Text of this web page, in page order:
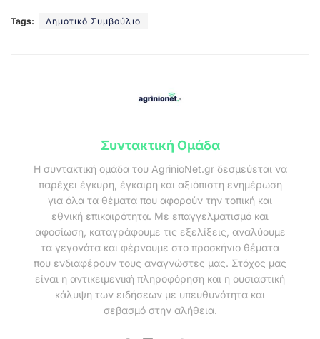
Tags: Δημοτικό Συμβούλιο
Συντακτική Ομάδα
Η συντακτική ομάδα του AgrinioNet.gr δεσμεύεται να
παρέχει έγκυρη, έγκαιρη και αξιόπιστη ενημέρωση
για όλα τα θέματα που αφορούν την τοπική και
εθνική επικαιρότητα. Με επαγγελματισμό και
αφοσίωση, καταγράφουμε τις εξελίξεις, αναλύουμε
τα γεγονότα και φέρνουμε στο προσκήνιο θέματα
που ενδιαφέρουν τους αναγνώστες μας. Στόχος μας
είναι η αντικειμενική πληροφόρηση και η ουσιαστική
κάλυψη των ειδήσεων με υπευθυνότητα και
σεβασμό στην αλήθεια.